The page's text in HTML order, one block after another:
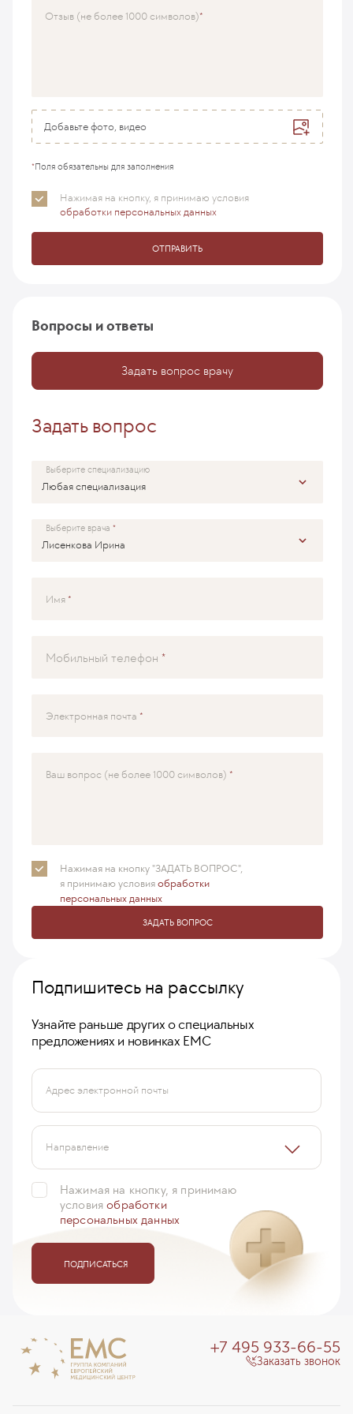
Отзыв (не более 1000 символов)
Добавьте фото, видео
*Поля обязательны для заполнения
Нажимая на кнопку, я принимаю условия
обработки персональных данных
ОТПРАВИТЬ
Вопросы и ответы
Задать вопрос врачу
Задать вопрос
Выберите специализацию
Выберите врача
Имя
Мобильный телефон
Электронная почта
Ваш вопрос (не более 1000 символов)
Нажимая на кнопку "ЗАДАТЬ ВОПРОС",
я принимаюусловияобработки
персональных данных
ЗАДАТЬ ВОПРОС
Подпишитесь на рассылку
Узнайте раньше других о специальных
предложениях и новинках ЕМС
Адрес электронной почты
Направление
Нажимая на кнопку, я принимаю
условияобработки
персональных данных
ПОДПИСАТЬСЯ
+7 495 933-66-55
Заказать звонок